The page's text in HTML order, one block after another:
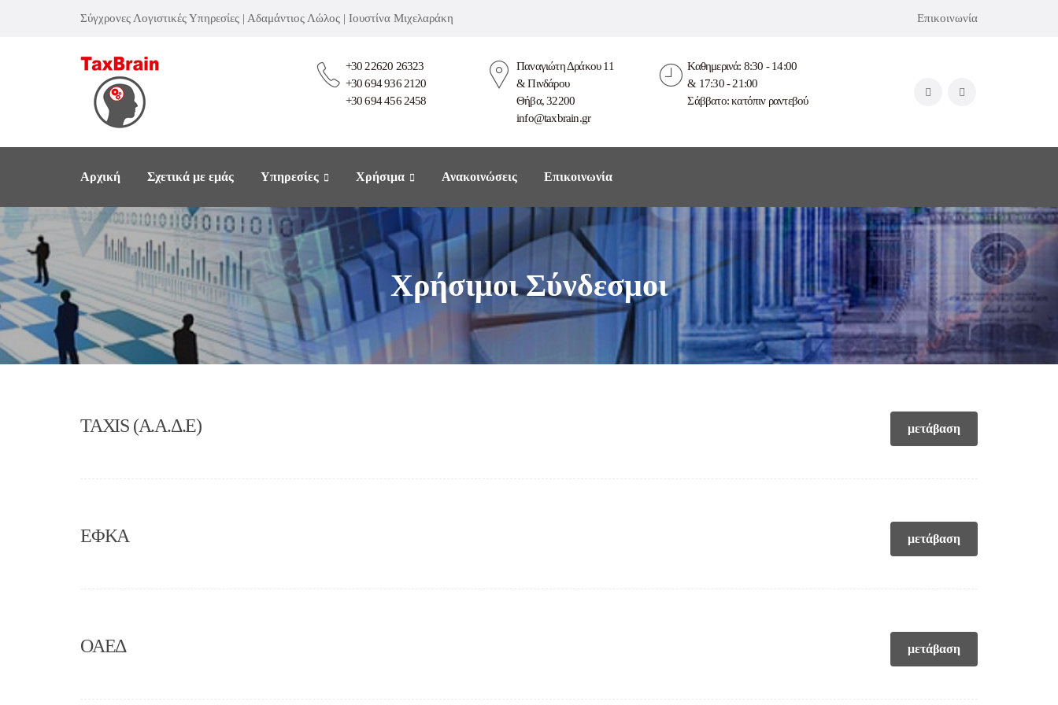
Σύγχρονες Λογιστικές Υπηρεσίες | Αδαμάντιος Λώλος | Ιουστίνα Μιχελαράκη Επικοινωνία
+30 22620 26323
+30 694 936 2120
+30 694 456 2458
Παναγιώτη Δράκου 11
& Πινδάρου
Θήβα, 32200
info@taxbrain.gr
Καθημερινά: 8:30 - 14:00
& 17:30 - 21:00
Σάββατο: κατόπιν ραντεβού
Αρχική Σχετικά με εμάς Υπηρεσίες Χρήσιμα Ανακοινώσεις Επικοινωνία
Χρήσιμοι Σύνδεσμοι
TAXIS (Α.Α.Δ.Ε) μετάβαση
ΕΦΚΑ μετάβαση
ΟΑΕΔ μετάβαση